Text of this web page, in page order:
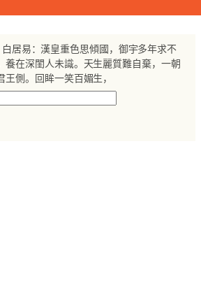
白居易：漢皇重色思傾國，御宇多年求不
養在深閨人未識。天生麗質難自棄，一朝
王側。回眸一笑百媚生，